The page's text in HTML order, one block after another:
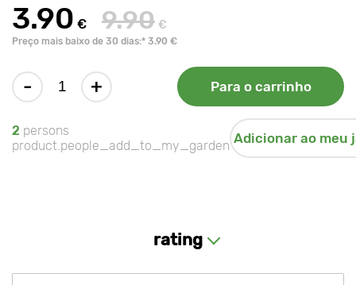
3.90 € 9.90 €
Preço mais baixo de 30 dias:* 3.90 €
- + Para o carrinho
2 persons
product.people_add_to_my_garden Adicionar ao meu
rating